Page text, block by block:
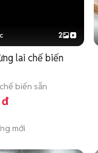
2
lai chế biến
biến sẵn
mới